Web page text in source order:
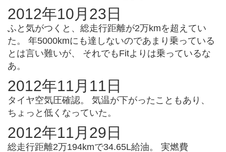
2012年10月23日
ふと気がつくと、総走行距離が2万kmを超えてい
た。 年5000kmにも達しないのであまり乗っている
とは言い難いが、 それでもFitよりは乗っているな
あ。
2012年11月11日
タイヤ空気圧確認。 気温が下がったこともあり、
ちょっと低くなっていた。
2012年11月29日
総走行距離2万194kmで34.65L給油。 実燃費